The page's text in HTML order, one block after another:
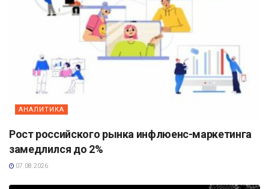
АНАЛИТИКА
Рост российского рынка инфлюенс-маркетинга
замедлился до 2%
07.08.2026